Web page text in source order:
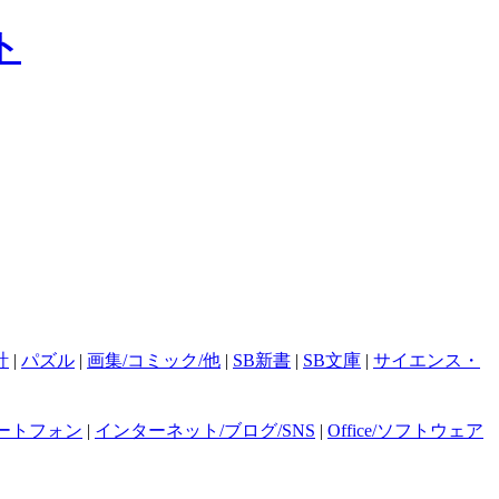
| パズル | 画集/コミック/他 | SB新書 | SB文庫 | サイエンス・
トフォン | インターネット/ブログ/SNS | Office/ソフトウェア